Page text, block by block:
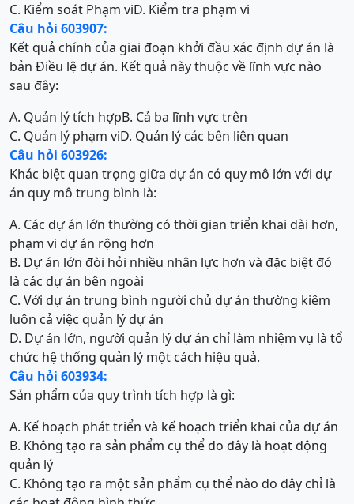
C. Kiểm soát Phạm viD. Kiểm tra phạm vi
Câu hỏi 603907:
Kết quả chính của giai đoạn khởi đầu xác định dự án là
bản Điều lệ dự án. Kết quả này thuộc về lĩnh vực nào
sau đây:
A. Quản lý tích hợpB. Cả ba lĩnh vực trên
C. Quản lý phạm viD. Quản lý các bên liên quan
Câu hỏi 603926:
Khác biệt quan trọng giữa dự án có quy mô lớn với dự
án quy mô trung bình là:
A. Các dự án lớn thường có thời gian triển khai dài hơn,
phạm vi dự án rộng hơn
B. Dự án lớn đòi hỏi nhiều nhân lực hơn và đặc biệt đó
là các dự án bên ngoài
C. Với dự án trung bình người chủ dự án thường kiêm
luôn cả việc quản lý dự án
D. Dự án lớn, người quản lý dự án chỉ làm nhiệm vụ là tổ
chức hệ thống quản lý một cách hiệu quả.
Câu hỏi 603934:
Sản phẩm của quy trình tích hợp là gì:
A. Kế hoạch phát triển và kế hoạch triển khai của dự án
B. Không tạo ra sản phẩm cụ thể do đây là hoạt động
quản lý
C. Không tạo ra một sản phẩm cụ thể nào do đây chỉ là